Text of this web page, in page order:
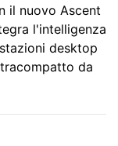
il nuovo Ascent
l'intelligenza
desktop
da